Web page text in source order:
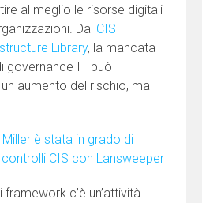
al meglio le risorse digitali
Dai CIS
Library, la mancata
governance IT può
aumento del rischio, ma
è stata in grado di
CIS con Lansweeper
c’è un’attività